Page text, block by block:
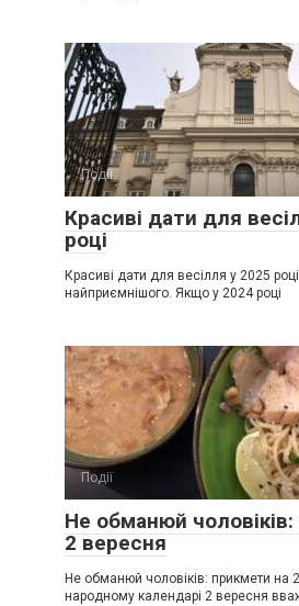
Події
Красиві дати для
році
Красиві дати для весілля у 2025
найприємнішого. Якщо у 2024 році
Події
Не обманюй
2 вересня
Не обманюй чоловіків: прикмети на
народному календарі 2 вересня